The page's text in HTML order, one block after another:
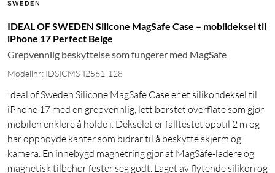
IDEAL OF SWEDEN Silicone MagSafe Case – mobildeksel til
iPhone 17 Perfect Beige
Grepvennlig beskyttelse som fungerer med MagSafe
Modellnr: IDSICMS-I2561-128
Ideal of Sweden Silicone MagSafe Case er et silikondeksel til
iPhone 17 med en grepvennlig, lett børstet overflate som gjør
mobilen enklere å holde i. Dekselet er falltestet opptil 2 m og
har opphøyde kanter som bidrar til å beskytte skjerm og
kamera. En innebygd magnetring gjør at MagSafe-ladere og
magnetisk tilbehør fester seg godt. Laget av flytende silikon og